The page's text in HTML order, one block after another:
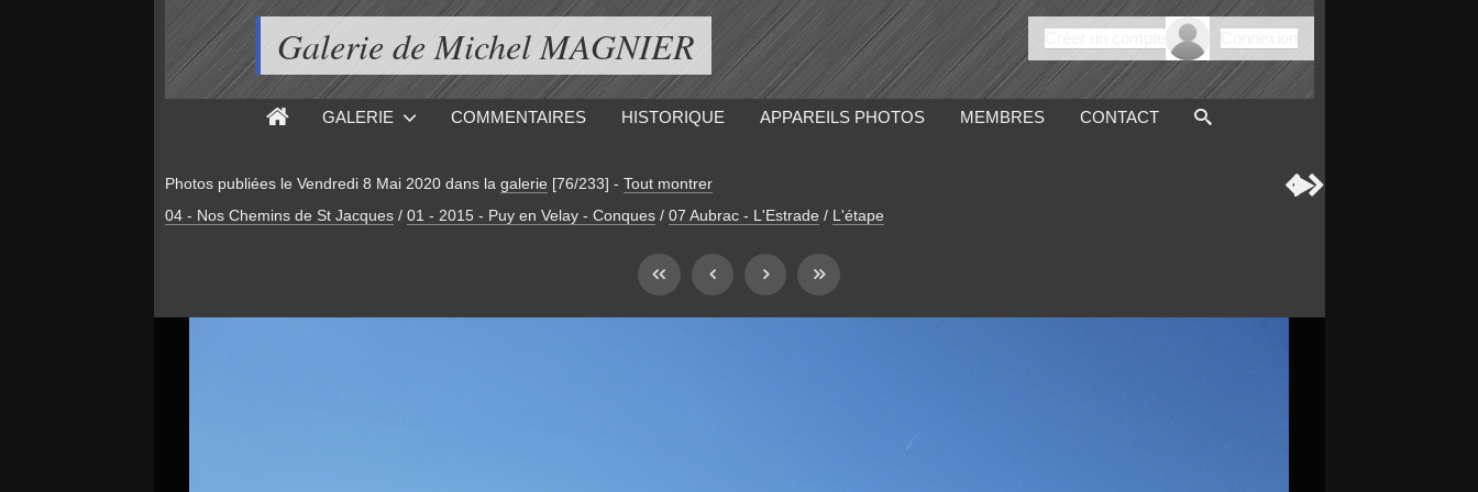
Galerie de Michel MAGNIER
GALERIE COMMENTAIRES HISTORIQUE APPAREILS PHOTOS MEMBRES CONTACT
Photos publiées le Vendredi 8 Mai 2020dans la galerie [76/233] - Tout montrer
04 - Nos Chemins de St Jacques / 01 - 2015 - Puy en Velay - Conques / 07 Aubrac - L'Estrade / L'étape
